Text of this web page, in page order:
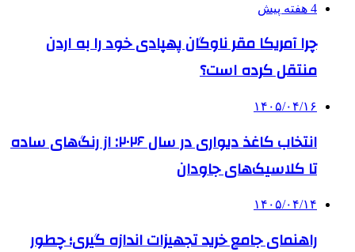
4 هفته پیش
چرا آمریکا مقر ناوگان پهپادی خود را به اردن
منتقل کرده است؟
۱۴۰۵/۰۴/۱۶
انتخاب کاغذ دیواری در سال ۲۰۲۶: از رنگ‌های ساده
تا کلاسیک‌های جاودان
۱۴۰۵/۰۴/۱۴
راهنمای جامع خرید تجهیزات اندازه گیری؛ چطور